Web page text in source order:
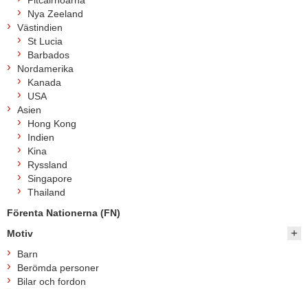
Nya Zeeland
Västindien
St Lucia
Barbados
Nordamerika
Kanada
USA
Asien
Hong Kong
Indien
Kina
Ryssland
Singapore
Thailand
Förenta Nationerna (FN)
Motiv
Barn
Berömda personer
Bilar och fordon